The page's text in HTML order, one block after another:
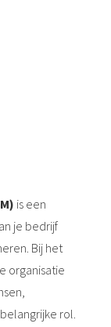
is een
je bedrijf
Bij het
organisatie
rol.